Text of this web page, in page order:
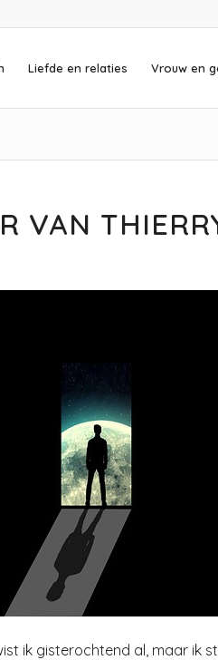
Liefde en relaties Vrouw en
VAN
ik gisterochtend al, maar ik